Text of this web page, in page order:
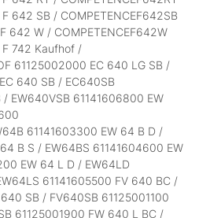
642 SB / COMPETENCEF642SB
642 W / COMPETENCEF642W
742 Kaufhof /
61125002000 EC 640 LG SB /
640 SB / EC640SB
EW640VSB 61141606800 EW
61141603300 EW 64 B D /
B S / EW64BS 61141604600 EW
EW 64 L D / EW64LD
61141605500 FV 640 BC /
SB / FV640SB 61125001100
61125001900 FW 640 L BC /